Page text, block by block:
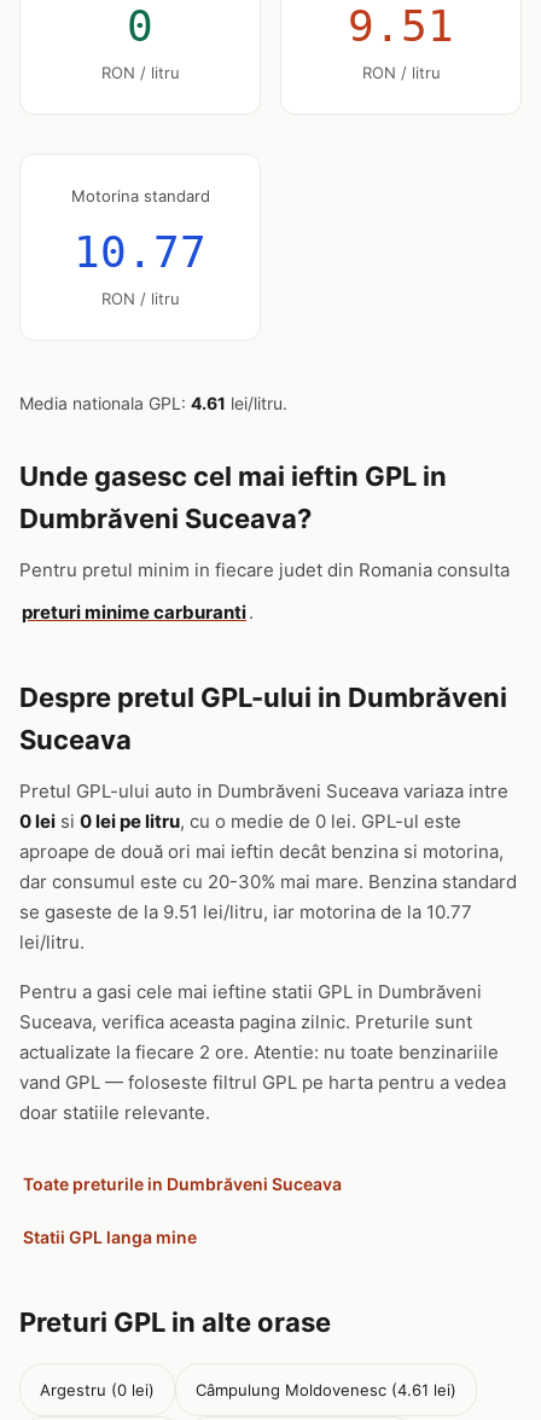
0
RON / litru
9.51
RON / litru
Motorina standard
10.77
RON / litru
Media nationala GPL: 4.61 lei/litru.
Unde gasesc cel mai ieftin GPL in
Dumbrăveni Suceava?
Pentru pretul minim in fiecare judet din Romania consulta
preturi minime carburanti.
Despre pretul GPL-ului in Dumbrăveni
Suceava
Pretul GPL-ului auto in Dumbrăveni Suceava variaza intre
0 lei si 0 lei pe litru, cu o medie de 0 lei. GPL-ul este
aproape de două ori mai ieftin decât benzina si motorina,
dar consumul este cu 20-30% mai mare. Benzina standard
se gaseste de la 9.51 lei/litru, iar motorina de la 10.77
lei/litru.
Pentru a gasi cele mai ieftine statii GPL in Dumbrăveni
Suceava, verifica aceasta pagina zilnic. Preturile sunt
actualizate la fiecare 2 ore. Atentie: nu toate benzinariile
vand GPL — foloseste filtrul GPL pe harta pentru a vedea
doar statiile relevante.
Toate preturile in Dumbrăveni Suceava
Statii GPL langa mine
Preturi GPL in alte orase
Argestru (0 lei) Câmpulung Moldovenesc (4.61 lei)